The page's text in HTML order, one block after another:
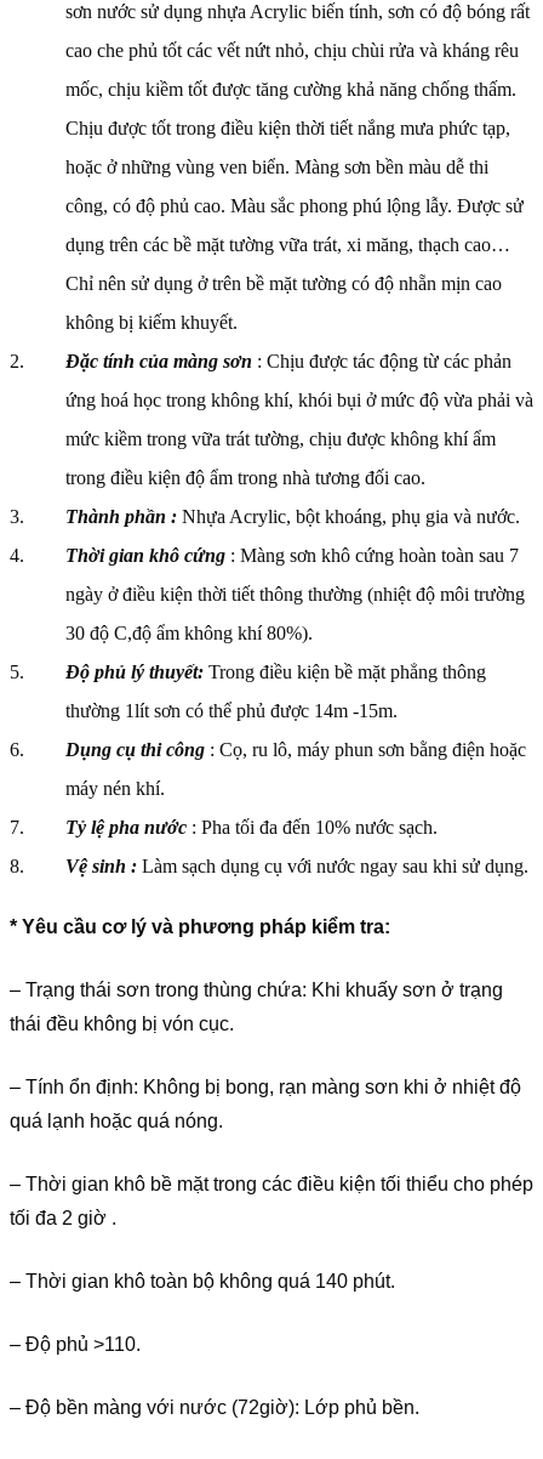
sơn nước sử dụng nhựa Acrylic biến tính, sơn có độ bóng rất
cao che phủ tốt các vết nứt nhỏ, chịu chùi rửa và kháng rêu
mốc, chịu kiềm tốt được tăng cường khả năng chống thấm.
Chịu được tốt trong điều kiện thời tiết nắng mưa phức tạp,
hoặc ở những vùng ven biển. Màng sơn bền màu dễ thi
công, có độ phủ cao. Màu sắc phong phú lộng lẫy. Được sử
dụng trên các bề mặt tường vữa trát, xi măng, thạch cao…
Chỉ nên sử dụng ở trên bề mặt tường có độ nhẵn mịn cao
không bị kiếm khuyết.
Đặc tính của màng sơn : Chịu được tác động từ các phản
ứng hoá học trong không khí, khói bụi ở mức độ vừa phải và
mức kiềm trong vữa trát tường, chịu được không khí ẩm
trong điều kiện độ ẩm trong nhà tương đối cao.
Thành phần : Nhựa Acrylic, bột khoáng, phụ gia và nước.
Thời gian khô cứng : Màng sơn khô cứng hoàn toàn sau 7
ngày ở điều kiện thời tiết thông thường (nhiệt độ môi trường
30 độ C,độ ẩm không khí 80%).
Độ phủ lý thuyết: Trong điều kiện bề mặt phẳng thông
thường 1lít sơn có thể phủ được 14m -15m.
Dụng cụ thi công : Cọ, ru lô, máy phun sơn bằng điện hoặc
máy nén khí.
Tỷ lệ pha nước : Pha tối đa đến 10% nước sạch.
Vệ sinh : Làm sạch dụng cụ với nước ngay sau khi sử dụng.
* Yêu cầu cơ lý và phương pháp kiểm tra:
– Trạng thái sơn trong thùng chứa: Khi khuấy sơn ở trạng
thái đều không bị vón cục.
– Tính ổn định: Không bị bong, rạn màng sơn khi ở nhiệt độ
quá lạnh hoặc quá nóng.
– Thời gian khô bề mặt trong các điều kiện tối thiểu cho phép
tối đa 2 giờ .
– Thời gian khô toàn bộ không quá 140 phút.
– Độ phủ >110.
– Độ bền màng với nước (72giờ): Lớp phủ bền.